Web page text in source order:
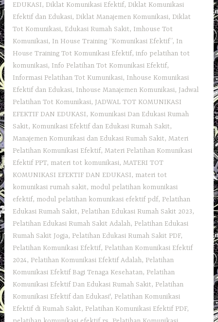
EDUKASI,Diklat Komunikasi Efektif,Diklat Komunikasi
Efektif dan Edukasi,Diklat Manajemen Komunikasi,Diklat
Tot Komunikasi, Edukasi Rumah Sakit, Imhouse Tot
Komunikasi, In House Training “Komunikasi Efektif”, In
House Training Tot Komunikasi Efektif,info pelatihan tot
komunikasi, Info Pelatihan Tot Komunikasi Efektif,
Informasi Pelatihan Tot Kumunikasi, Inhouse Komunikasi
Efektif dan Edukasi, Inhouse Manajemen Komunikasi, Jadwal
Pelatihan Tot Komunikasi, JADWAL TOT KOMUNIKASI
EFEKTIF DAN EDUKASI, Komunikasi Dan Edukasi Rumah
Sakit, Komunikasi Efektif dan Edukasi Rumah Sakit,
Manajemen Komunikasi dan Edukasi Rumah Sakit,Materi
Pelatihan Komunikasi Efektif,Materi Pelatihan Komunikasi
Efektif PPT, materi tot komunikasi,MATERI TOT
KOMUNIKASI EFEKTIF DAN EDUKASI, materi tot
komunikasi rumah sakit, modul pelatihan komunikasi
efektif, modul pelatihan komunikasi efektif pdf, Pelatihan
Edukasi Rumah Sakit, Pelatihan Edukasi Rumah Sakit 2023,
Pelatihan Edukasi Rumah Sakit Adalah, Pelatihan Edukasi
Rumah Sakit Jogja, Pelatihan Edukasi Rumah Sakit PDF,
Pelatihan Komunikasi Efektif, Pelatihan Komunikasi Efektif
2024, Pelatihan Komunikasi Efektif Adalah, Pelatihan
Komunikasi Efektif Bagi Tenaga Kesehatan, Pelatihan
Komunikasi Efektif Dan Edukasi Rumah Sakit, Pelatihan
Komunikasi Efektif dan Edukasi', Pelatihan Komunikasi
Efektif di Rumah Sakit, Pelatihan Komunikasi Efektif PDF,